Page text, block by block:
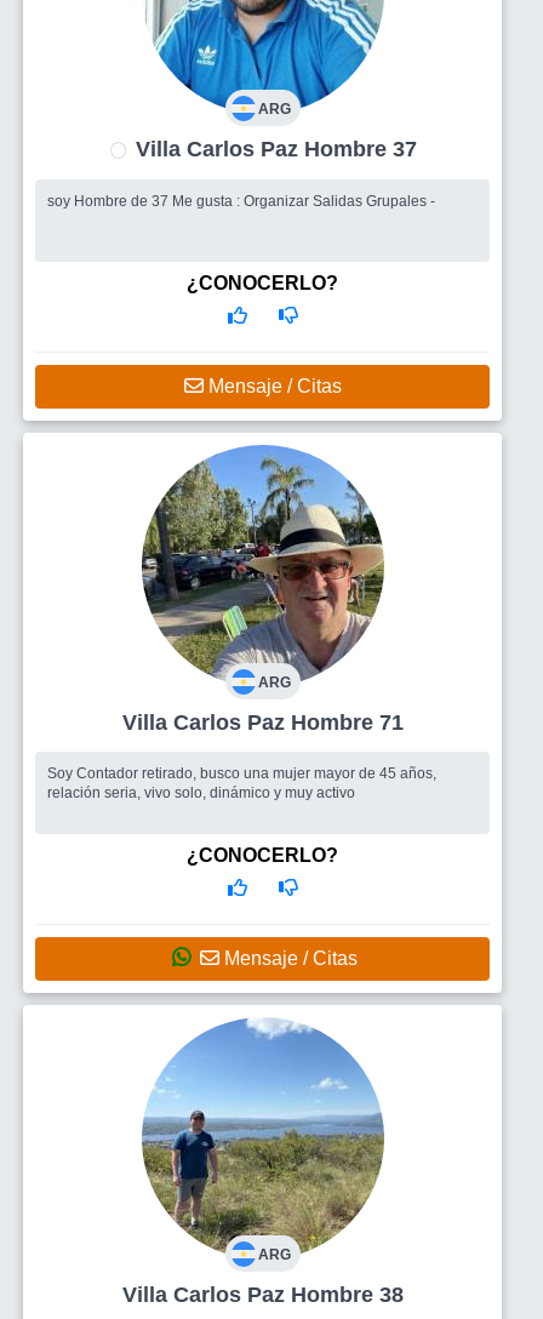
ARG
Villa Carlos Paz Hombre 37
soy Hombre de 37 Me gusta : Organizar Salidas Grupales -
¿CONOCERLO?
Mensaje / Citas
ARG
Villa Carlos Paz Hombre 71
Soy Contador retirado, busco una mujer mayor de 45 años,
relación seria, vivo solo, dinámico y muy activo
¿CONOCERLO?
Mensaje / Citas
ARG
Villa Carlos Paz Hombre 38